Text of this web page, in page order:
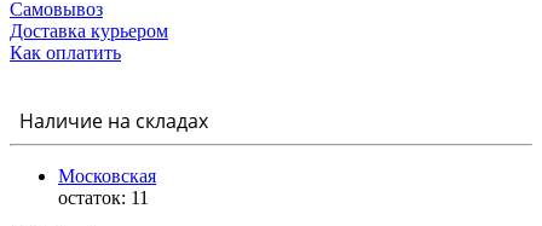
Самовывоз
Доставка курьером
Как оплатить
Наличие на складах
Московская
остаток: 11